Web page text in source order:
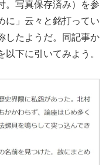
。写真保存済み）を参
に」云々と銘打ってい
したようだ。同記事か
下に引いてみよう。